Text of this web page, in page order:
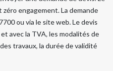
engagement. La demande
ou via le site web. Le devis
avec la TVA, les modalités de
travaux, la durée de validité